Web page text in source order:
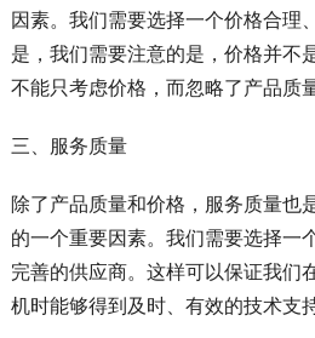
因素。我们需要选择一个价格合理
是，我们需要注意的是，价格并不
不能只考虑价格，而忽略了产品质
三、服务质量
除了产品质量和价格，服务质量也
的一个重要因素。我们需要选择一
完善的供应商。这样可以保证我们
机时能够得到及时、有效的技术支